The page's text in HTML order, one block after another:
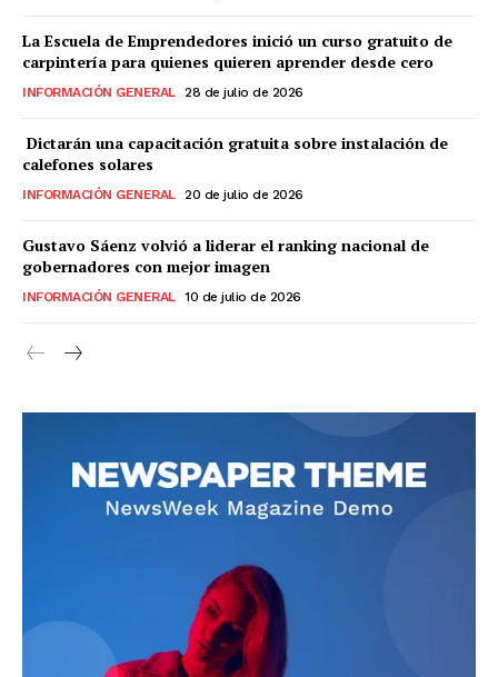
La Escuela de Emprendedores inició un curso gratuito de
carpintería para quienes quieren aprender desde cero
INFORMACIÓN GENERAL 28 de julio de 2026
Dictarán una capacitación gratuita sobre instalación de
calefones solares
INFORMACIÓN GENERAL 20 de julio de 2026
Gustavo Sáenz volvió a liderar el ranking nacional de
gobernadores con mejor imagen
INFORMACIÓN GENERAL 10 de julio de 2026